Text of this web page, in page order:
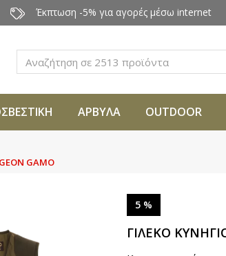
Έκπτωση -5% για αγορές μέσω internet
Αναζήτηση
ΑΡΒΥΛΑ OUTDOOR
GAMO
5 %
ΓΙΛΕΚΟ